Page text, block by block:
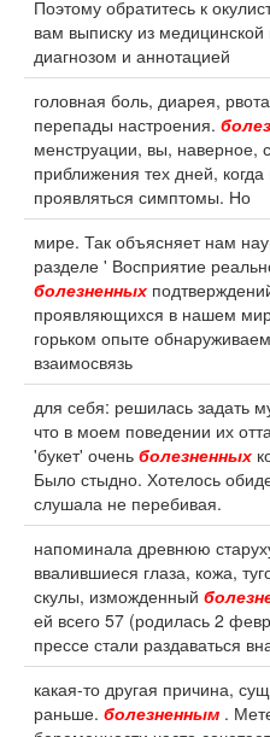
Поэтому обратитесь к
вам выписку из медицинской
диагнозом и аннотацией
головная боль, диарея,
перепады настроения.
менструации, вы, наверное,
приближения тех дней,
проявляться симптомы. Но
мире. Так объясняет нам
разделе ' Восприятие
болезненных
проявляющихся в нашем
горьком опыте
взаимосвязь
для себя: решилась задать
что в моем поведении их
'букет' очень болезненных
Было стыдно. Хотелось
слушала не перебивая.
напоминала древнюю
ввалившиеся глаза, кожа,
скулы, изможденный
ей всего 57 (родилась 2
прессе стали раздаваться
какая-то другая причина,
раньше. болезненным .